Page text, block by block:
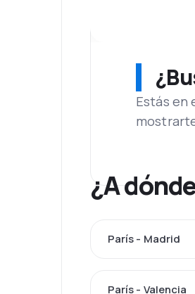
Estás en
¿A
París - Madrid
París - Valencia